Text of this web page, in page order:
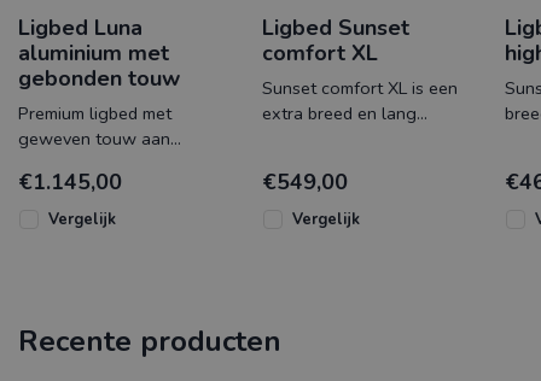
Ligbed Luna
aluminium met
gebonden touw
Premium ligbed met
geweven touw aan
in 2 moderne kleuren.
Voorzien van een w
€1.145,00
Vergelijk
Ligbed Sunset
comfort XL
Sunset comfort XL is een
extra breed en lang
ademend
€549,00
Vergelijk
Een
Recente producten